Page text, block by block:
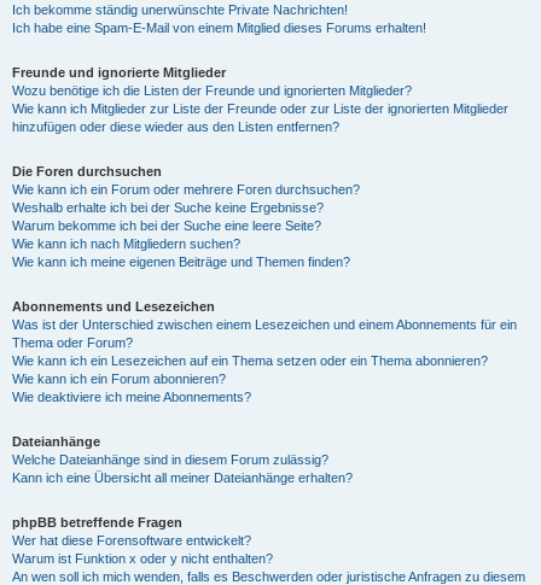
Ich bekomme ständig unerwünschte Private Nachrichten!
Ich habe eine Spam-E-Mail von einem Mitglied dieses Forums erhalten!
Freunde und ignorierte Mitglieder
Wozu benötige ich die Listen der Freunde und ignorierten Mitglieder?
Wie kann ich Mitglieder zur Liste der Freunde oder zur Liste der ignorierten Mitglieder
hinzufügen oder diese wieder aus den Listen entfernen?
Die Foren durchsuchen
Wie kann ich ein Forum oder mehrere Foren durchsuchen?
Weshalb erhalte ich bei der Suche keine Ergebnisse?
Warum bekomme ich bei der Suche eine leere Seite?
Wie kann ich nach Mitgliedern suchen?
Wie kann ich meine eigenen Beiträge und Themen finden?
Abonnements und Lesezeichen
Was ist der Unterschied zwischen einem Lesezeichen und einem Abonnements für ein
Thema oder Forum?
Wie kann ich ein Lesezeichen auf ein Thema setzen oder ein Thema abonnieren?
Wie kann ich ein Forum abonnieren?
Wie deaktiviere ich meine Abonnements?
Dateianhänge
Welche Dateianhänge sind in diesem Forum zulässig?
Kann ich eine Übersicht all meiner Dateianhänge erhalten?
phpBB betreffende Fragen
Wer hat diese Forensoftware entwickelt?
Warum ist Funktion x oder y nicht enthalten?
An wen soll ich mich wenden, falls es Beschwerden oder juristische Anfragen zu diesem